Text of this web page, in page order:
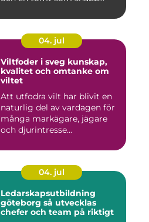
04. jul
Viltfoder i sveg kunskap,
kvalitet och omtanke om
viltet
Att utfodra vilt har blivit en
naturlig del av vardagen för
många markägare, jägare
och djurintresse...
04. jul
Ledarskapsutbildning
göteborg så utvecklas
chefer och team på riktigt